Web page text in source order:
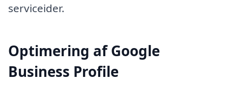
serviceider.
Optimering af Google
Business Profile